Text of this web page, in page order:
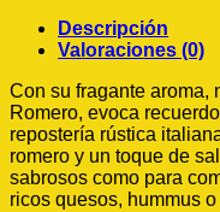
Descripción
Valoraciones (0)
Con su fragante aroma,
Romero, evoca
repostería rústica
romero y un toque de
sabrosos como para
ricos quesos, hummus